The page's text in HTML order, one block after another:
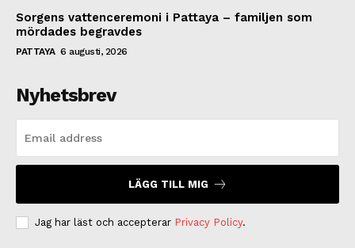
Sorgens vattenceremoni i Pattaya – familjen som
mördades begravdes
PATTAYA 6 augusti, 2026
Nyhetsbrev
LÄGG TILL MIG
Jag har läst och accepterar Privacy Policy.